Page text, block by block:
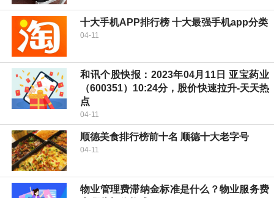
十大手机APP排行榜 十大最强手机app分类
04-11
和讯个股快报：2023年04月11日 亚宝药业
（600351）10:24分，股价快速拉升-天天热
点
04-11
顺德美食排行榜前十名 顺德十大老字号
04-11
物业管理费滞纳金标准是什么？物业服务费